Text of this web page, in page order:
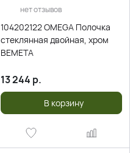
нет отзывов
104202122 OMEGA Полочка
стеклянная двойная, хром
BEMETA
13 244 р.
В корзину